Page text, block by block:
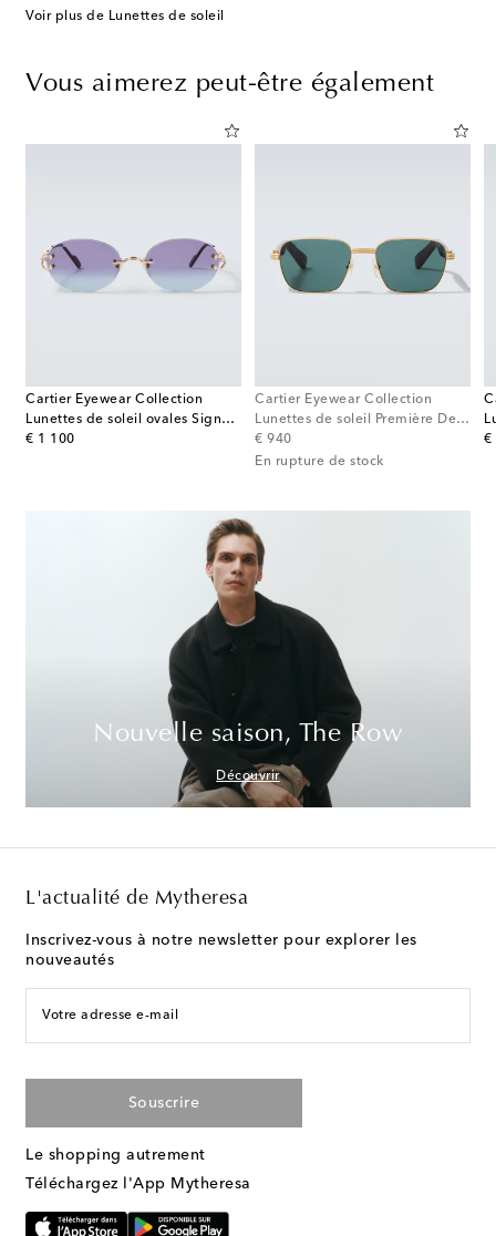
Voir plus de Lunettes de soleil
Vous aimerez peut-être également
Cartier Eyewear Collection
Lunettes de soleil ovales Signature C
€ 1 100
original price
Cartier Eyewear Collection
Lunettes de soleil Première De Cartier rectangulaires
€ 940
original price
En rupture de stock
€
Nouvelle saison, The Row
Découvrir
L'actualité de Mytheresa
Inscrivez-vous à notre newsletter pour explorer les
nouveautés
Votre adresse e-mail
Souscrire
Le shopping autrement
Téléchargez l'App Mytheresa